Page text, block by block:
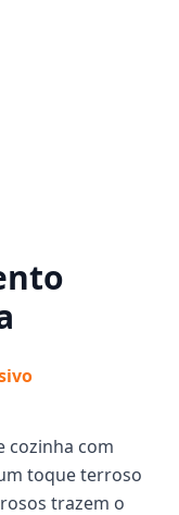
cozinha com
toque terroso
trazem o